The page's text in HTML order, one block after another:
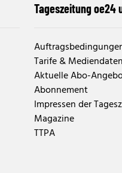
Tageszeitung oe24
Tarife & Mediendaten
Aktuelle Abo-
Abonnement
Impressen der
Magazine
TTPA